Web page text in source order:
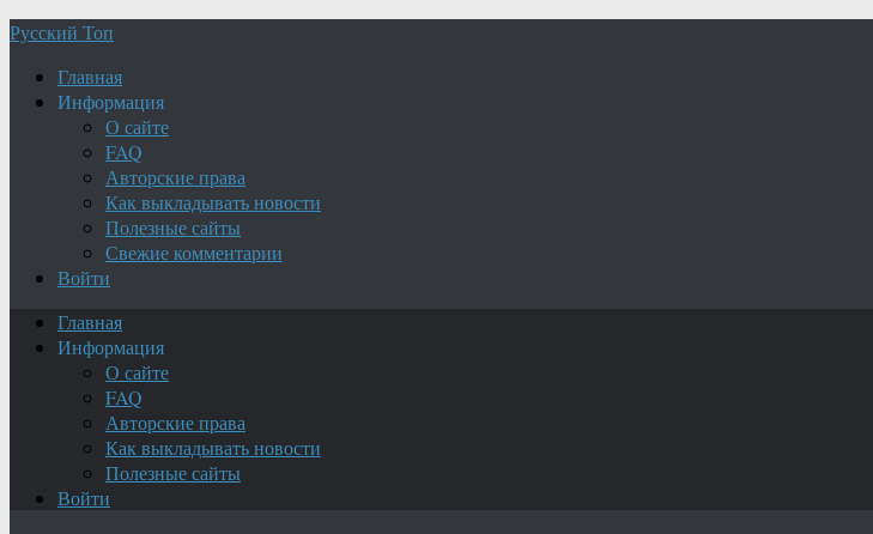
Русский Топ
Главная
Информация
О сайте
FAQ
Авторские права
Как выкладывать новости
Полезные сайты
Свежие комментарии
Войти
Главная
Информация
О сайте
FAQ
Авторские права
Как выкладывать новости
Полезные сайты
Войти